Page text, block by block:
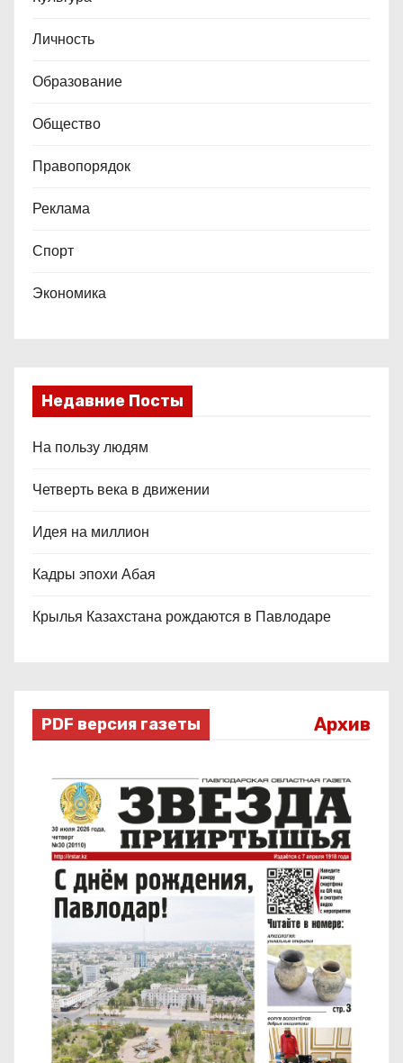
е
Личность
Образование
Общество
Правопорядок
Реклама
Спорт
Экономика
Недавние Посты
На пользу людям
Четверть века в движении
Идея на миллион
Кадры эпохи Абая
Крылья Казахстана рождаются в Павлодаре
PDF версия газеты Архив